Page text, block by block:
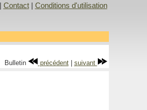
Contact| Conditions d'utilisation
Bulletin précédent| suivant